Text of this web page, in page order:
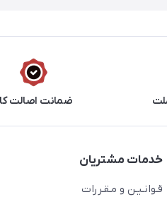
ضمانت اصالت
خدمات مشتریان
قـوانـیـن و مـقـررات